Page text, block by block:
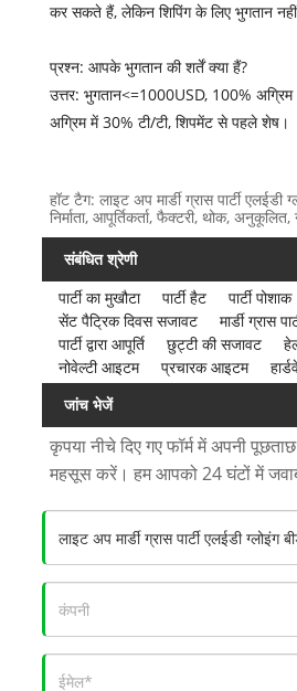
कर सकते हैं, लेकिन शिपिंग के लिए भुगतान
प्रश्न: आपके भुगतान की शर्तें क्या हैं?
उत्तर: भुगतान<=1000USD, 100%
अग्रिम में 30% टी/टी, शिपमेंट से पहले शेष।
हॉट टैग: लाइट अप मार्डी ग्रास पार्टी
निर्माता, आपूर्तिकर्ता, फैक्टरी, थोक,
संबंधित श्रेणी
पार्टी का मुखौटा
पार्टी हैट
पार्टी पोशाक
सेंट पैट्रिक दिवस सजावट
मार्डी ग्रास
पार्टी द्वारा आपूर्ति
छुट्टी की सजावट
नोवेल्टी आइटम
प्रचारक आइटम
जांच भेजें
कृपया नीचे दिए गए फॉर्म में अपनी
महसूस करें। हम आपको 24 घंटों में